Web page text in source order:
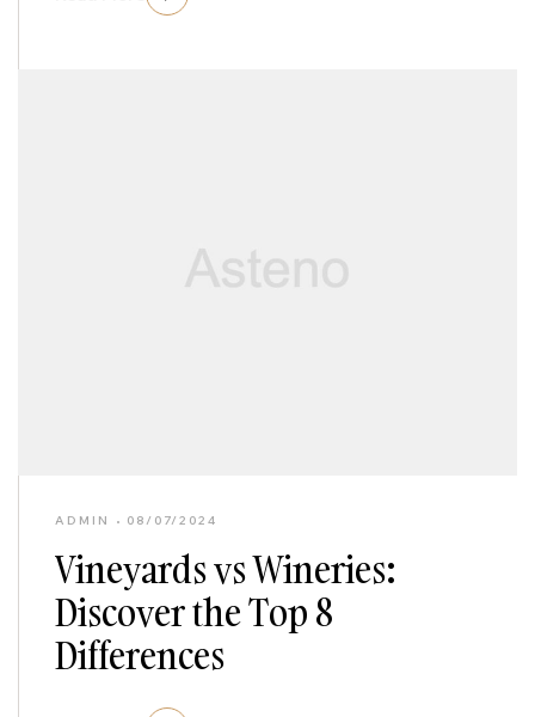
ADMIN 08/07/2024
Vineyards vs Wineries:
Discover the Top 8
Differences